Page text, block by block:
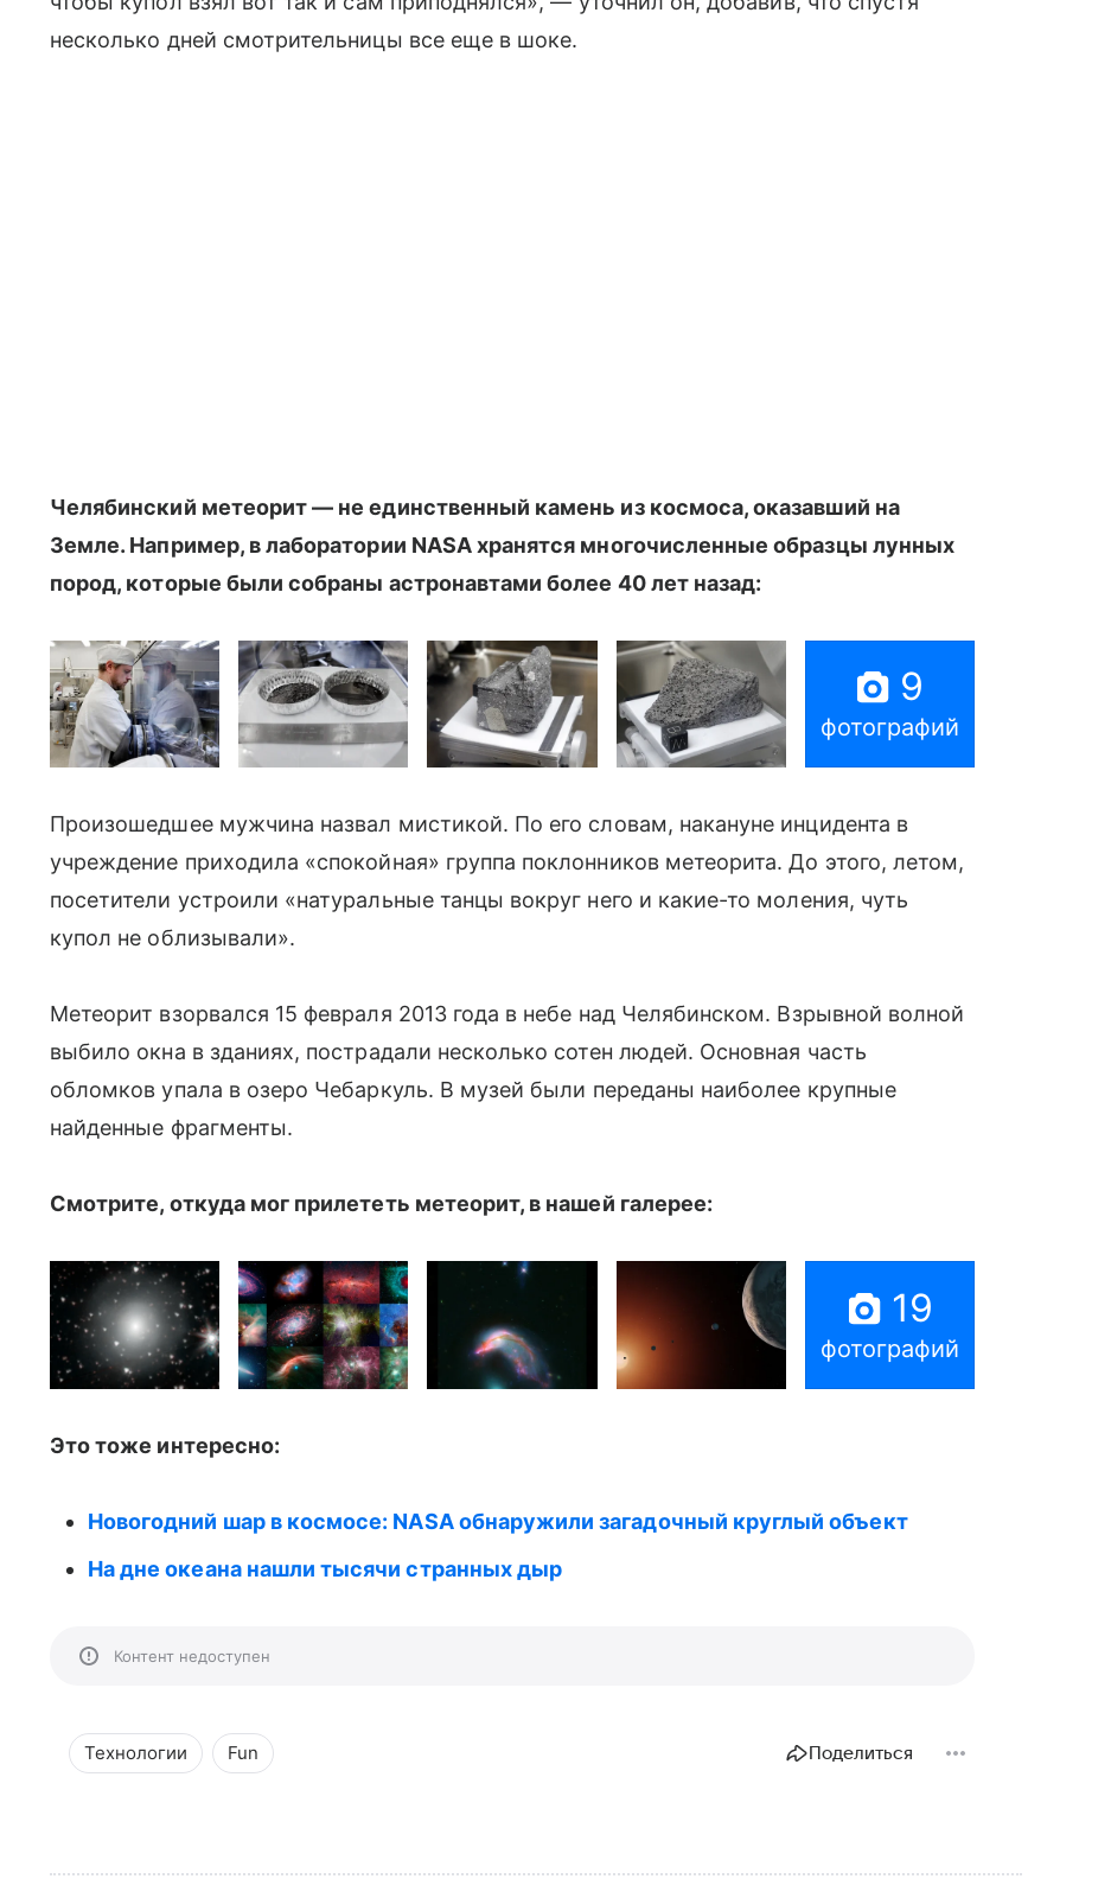
несколько дней смотрительницы все еще в шоке.
Челябинский метеорит — не единственный камень из космоса, оказавший на
Земле. Например, в лаборатории NASA хранятся многочисленные образцы лунных
пород, которые были собраны астронавтами более 40 лет назад:
9
фотографий
Произошедшее мужчина назвал мистикой. По его словам, накануне инцидента в
учреждение приходила «спокойная» группа поклонников метеорита. До этого, летом,
посетители устроили «натуральные танцы вокруг него и какие-то моления, чуть
купол не облизывали».
Метеорит взорвался 15 февраля 2013 года в небе над Челябинском. Взрывной волной
выбило окна в зданиях, пострадали несколько сотен людей. Основная часть
обломков упала в озеро Чебаркуль. В музей были переданы наиболее крупные
найденные фрагменты.
Смотрите, откуда мог прилететь метеорит, в нашей галерее:
19
фотографий
Это тоже интересно:
Новогодний шар в космосе: NASA обнаружили загадочный круглый объект
На дне океана нашли тысячи странных дыр
Контент недоступен
Технологии Fun Поделиться